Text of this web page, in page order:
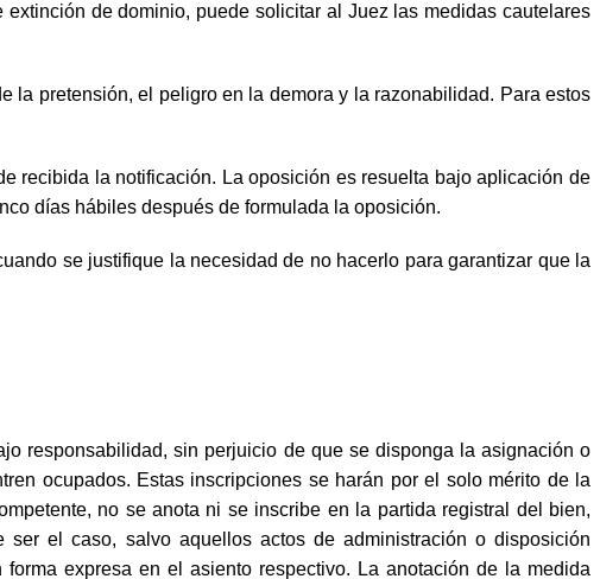
de dominio, puede solicitar al Juez las medidas cautelares
la pretensión, el peligro en la demora y la razonabilidad. Para estos
recibida la notificación. La oposición es resuelta bajo aplicación de
días hábiles después de formulada la oposición.
se justifique la necesidad de no hacerlo para garantizar que la
responsabilidad, sin perjuicio de que se disponga la asignación o
ocupados. Estas inscripciones se harán por el solo mérito de la
no se anota ni se inscribe en la partida registral del bien,
el caso, salvo aquellos actos de administración o disposición
expresa en el asiento respectivo. La anotación de la medida